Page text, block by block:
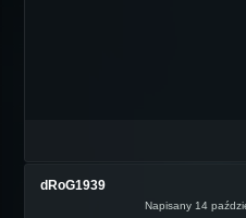
dRoG1939
Napisany 14